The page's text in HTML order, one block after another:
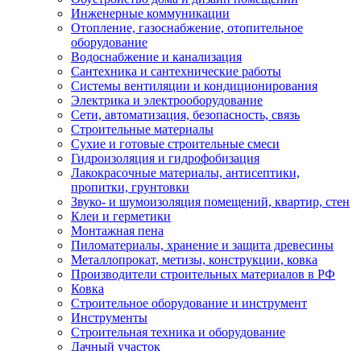
Инженерные коммуникации
Отопление, газоснабжение, отопительное
оборудование
Водоснабжение и канализация
Сантехника и сантехнические работы
Системы вентиляции и кондиционирования
Электрика и электрооборудование
Сети, автоматизация, безопасность, связь
Строительные материалы
Сухие и готовые строительные смеси
Гидроизоляция и гидрофобизация
Лакокрасочные материалы, антисептики,
пропитки, грунтовки
Звуко- и шумоизоляция помещений, квартир, стен
Клеи и герметики
Монтажная пена
Пиломатериалы, хранение и защита древесины
Металлопрокат, метизы, конструкции, ковка
Производители строительных материалов в РФ
Ковка
Строительное оборудование и инструмент
Инструменты
Строительная техника и оборудование
Дачный участок